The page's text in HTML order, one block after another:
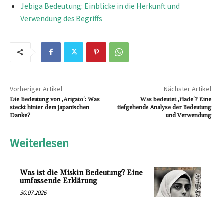
Jebiga Bedeutung: Einblicke in die Herkunft und
Verwendung des Begriffs
Vorheriger Artikel
Die Bedeutung von ‚Arigato‘: Was
steckt hinter dem japanischen
Danke?
Nächster Artikel
Was bedeutet ‚Hade‘? Eine
tiefgehende Analyse der Bedeutung
und Verwendung
Weiterlesen
Was ist die Miskin Bedeutung? Eine
umfassende Erklärung
30.07.2026